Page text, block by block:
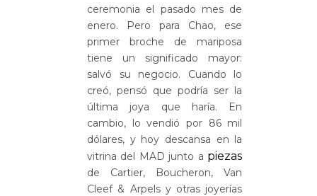
ceremonia el pasado mes de
enero. Pero para Chao, ese
primer broche de mariposa
tiene un significado mayor:
salvó su negocio. Cuando lo
creó, pensó que podría ser la
última joya que haría. En
cambio, lo vendió por 86 mil
dólares, y hoy descansa en la
vitrina del MAD junto a piezas
de Cartier, Boucheron, Van
Cleef & Arpels y otras joyerías